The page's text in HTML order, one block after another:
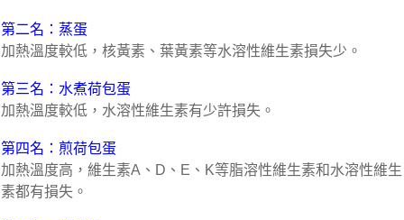
第二名：蒸蛋
加熱溫度較低，核黃素、葉黃素等水溶性維生素損失少。
第三名：水煮荷包蛋
加熱溫度較低，水溶性維生素有少許損失。
第四名：煎荷包蛋
加熱溫度高，維生素A、D、E、K等脂溶性維生素和水溶性維生
素都有損失。